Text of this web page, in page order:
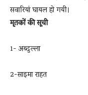
सवारियां घायल हो गयी।
मृतकों की सूची
1- अब्दुल्ला
2-साइमा राहत